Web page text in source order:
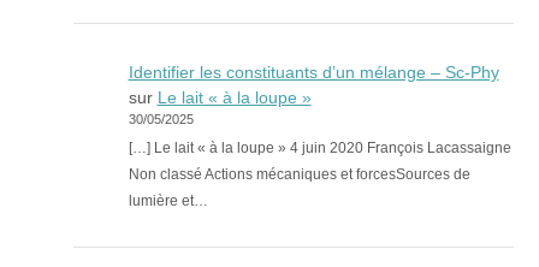
Identifier les constituants d’un mélange – Sc-Phy
sur Le lait « à la loupe »
30/05/2025
[…] Le lait « à la loupe » 4 juin 2020 François Lacassaigne
Non classé Actions mécaniques et forcesSources de
lumière et…